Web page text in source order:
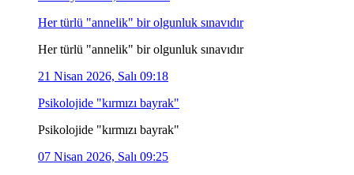
Her türlü "annelik" bir olgunluk sınavıdır
Her türlü "annelik" bir olgunluk sınavıdır
21 Nisan 2026, Salı 09:18
Psikolojide "kırmızı bayrak"
Psikolojide "kırmızı bayrak"
07 Nisan 2026, Salı 09:25